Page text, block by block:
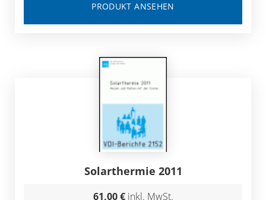
PRODUKT ANSEHEN
Solarthermie 2011
61,00 € inkl. MwSt.